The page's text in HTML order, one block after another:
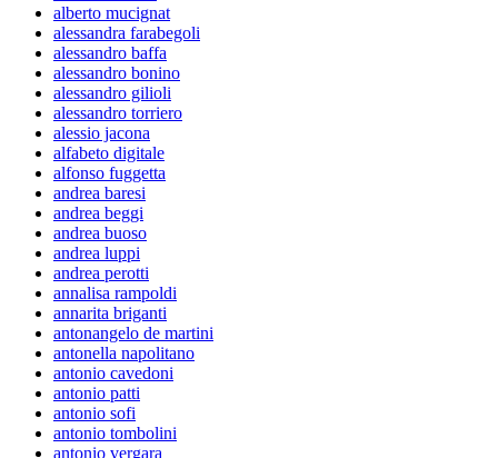
alberto mucignat
alessandra farabegoli
alessandro baffa
alessandro bonino
alessandro gilioli
alessandro torriero
alessio jacona
alfabeto digitale
alfonso fuggetta
andrea baresi
andrea beggi
andrea buoso
andrea luppi
andrea perotti
annalisa rampoldi
annarita briganti
antonangelo de martini
antonella napolitano
antonio cavedoni
antonio patti
antonio sofi
antonio tombolini
antonio vergara